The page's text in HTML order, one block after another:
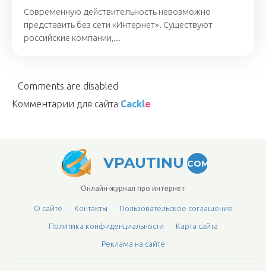
Современную действительность невозможно
представить без сети «Интернет». Существуют
российские компании,...
Comments are disabled
Комментарии для сайта Cackle
VPAUTINU COM
Онлайн-журнал про интернет
О сайте Контакты Пользовательское соглашение
Политика конфиденциальности Карта сайта
Реклама на сайте